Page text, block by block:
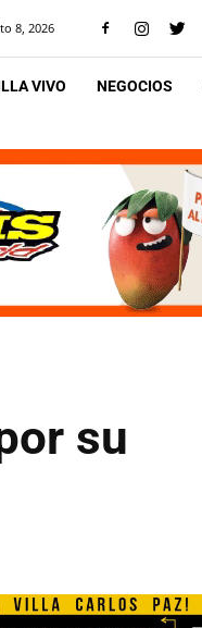
8, 2026
VIVO NEGOCIOS
su